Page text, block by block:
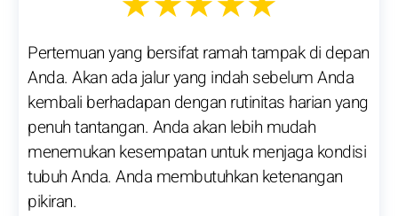
Pertemuan yang bersifat ramah tampak di depan
Anda. Akan ada jalur yang indah sebelum Anda
kembali berhadapan dengan rutinitas harian yang
penuh tantangan. Anda akan lebih mudah
menemukan kesempatan untuk menjaga kondisi
tubuh Anda. Anda membutuhkan ketenangan
pikiran.